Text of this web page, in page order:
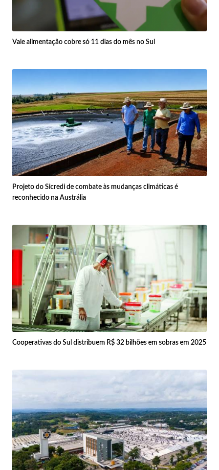
Vale alimentação cobre só 11 dias do mês no Sul
Projeto do Sicredi de combate às mudanças climáticas é
reconhecido na Austrália
Cooperativas do Sul distribuem R$ 32 bilhões em sobras em 2025